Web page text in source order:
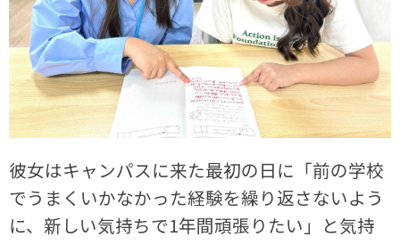
彼女はキャンパスに来た最初の日に「前の学校
でうまくいかなかった経験を繰り返さないよう
に、新しい気持ちで1年間頑張りたい」と気持